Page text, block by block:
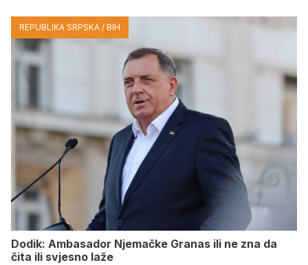
REPUBLIKA SRPSKA / BIH
Dodik: Ambasador Njemačke Granas ili ne zna da
čita ili svjesno laže